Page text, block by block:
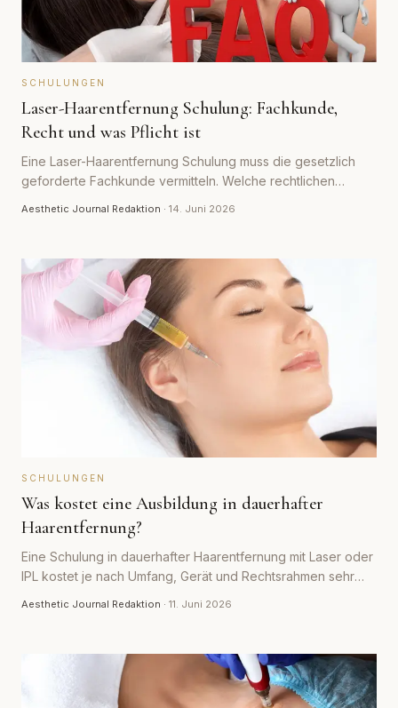
SCHULUNGEN
Laser-Haarentfernung Schulung: Fachkunde,
Recht und was Pflicht ist
Eine Laser-Haarentfernung Schulung muss die gesetzlich
geforderte Fachkunde vermitteln. Welche rechtlichen
Aesthetic Journal Redaktion · 14. Juni 2026
SCHULUNGEN
Was kostet eine Ausbildung in dauerhafter
Haarentfernung?
Eine Schulung in dauerhafter Haarentfernung mit Laser oder
IPL kostet je nach Umfang, Gerät und Rechtsrahmen sehr
Aesthetic Journal Redaktion · 11. Juni 2026